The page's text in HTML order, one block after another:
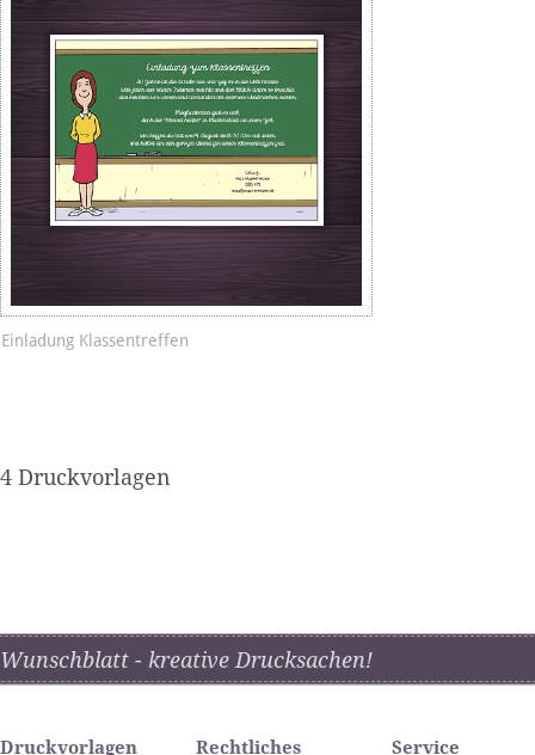
Einladung Klassentreffen
4 Druckvorlagen
Wunschblatt - kreative Drucksachen!
Druckvorlagen Rechtliches Service